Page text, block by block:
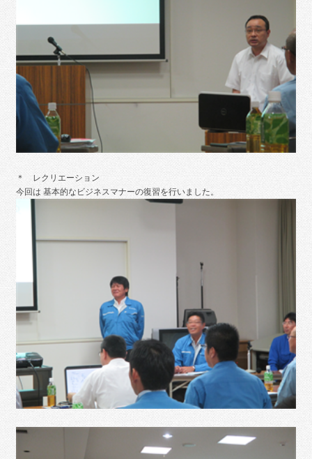
＊ レクリエーション
今回は 基本的なビジネスマナーの復習を行いました。